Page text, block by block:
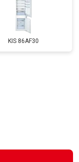
KIS 86AF30